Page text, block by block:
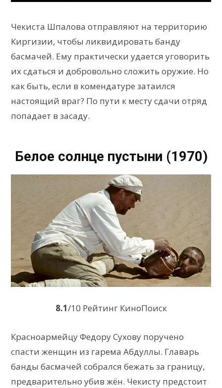
Чекиста Шпалова отправляют на территорию
Киргизии, чтобы ликвидировать банду
басмачей. Ему практически удается уговорить
их сдаться и добровольно сложить оружие. Но
как быть, если в комендатуре затаился
настоящий враг? По пути к месту сдачи отряд
попадает в засаду.
Белое солнце пустыни (1970)
8.1/10 Рейтинг КиноПоиск
Красноармейцу Федору Сухову поручено
спасти женщин из гарема Абдуллы. Главарь
банды басмачей собрался бежать за границу,
предварительно убив жён. Чекисту предстоит